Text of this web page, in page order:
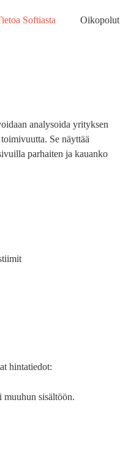
Softiasta Oikopolut
analysoida yrityksen
Se näyttää
parhaiten ja kauanko
hintatiedot:
sisältöön.